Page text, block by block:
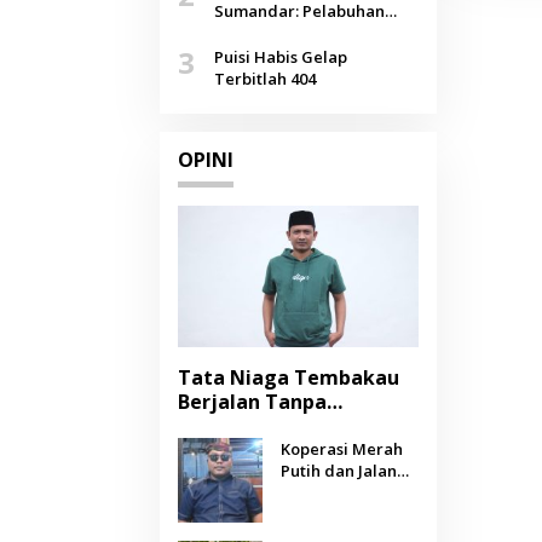
Agustus
Sumandar: Pelabuhan
Selendang Benang Merah
Lombang
3
Puisi Habis Gelap
Terbitlah 404
OPINI
Tata Niaga Tembakau
Berjalan Tanpa
Negara Berpihak
kepada Petani?
Koperasi Merah
Putih dan Jalan